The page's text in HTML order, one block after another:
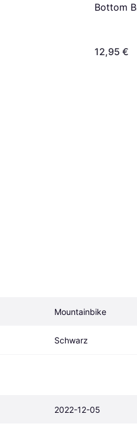
Bottom
12,95 €
Mountainbike
Schwarz
2022-12-05